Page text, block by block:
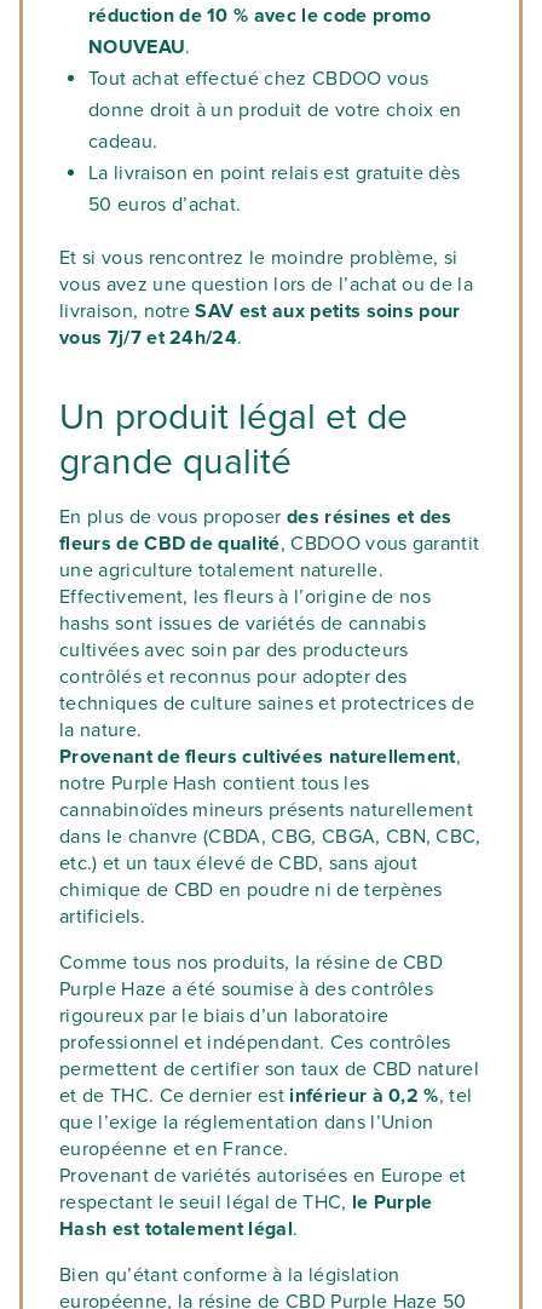
réduction de 10 % avec le code promo
NOUVEAU.
Tout achat effectué chez CBDOO vous
donne droit à un produit de votre choix en
cadeau.
La livraison en point relais est gratuite dès
50 euros d’achat.
Et si vous rencontrez le moindre problème, si
vous avez une question lors de l’achat ou de la
livraison, notreSAV est aux petits soins pour
vous 7j/7 et 24h/24.
Un produit légal et de
grande qualité
En plus de vous proposer des résines et des
fleurs de CBD de qualité, CBDOO vous garantit
une agriculture totalement naturelle.
Effectivement, les fleurs à l’origine de nos
hashs sont issues de variétés de cannabis
cultivées avec soin par des producteurs
contrôlés et reconnus pour adopter des
techniques de culture saines et protectrices de
la nature.
Provenant de fleurs cultivées naturellement,
notre Purple Hash contient tous les
cannabinoïdes mineurs présents naturellement
dans le chanvre (CBDA, CBG, CBGA, CBN, CBC,
etc.) et un taux élevé de CBD, sans ajout
chimique de CBD en poudre ni de terpènes
artificiels.
Comme tous nos produits, la résine de CBD
Purple Haze a été soumise à des contrôles
rigoureux par le biais d’un laboratoire
professionnel et indépendant. Ces contrôles
permettent de certifier son taux de CBD naturel
et de THC. Ce dernier est inférieur à 0,2 %, tel
que l’exige la réglementation dans l’Union
européenne et en France.
Provenant de variétés autorisées en Europe et
respectant le seuil légal de THC, le Purple
Hash est totalement légal.
Bien qu’étant conforme à la législation
européenne, la résine de CBD Purple Haze 50